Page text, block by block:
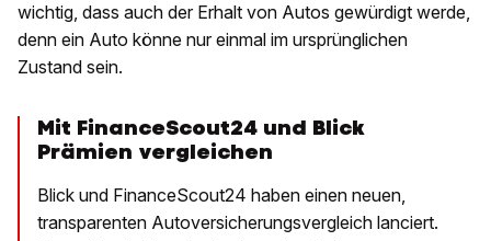
wichtig, dass auch der Erhalt von Autos gewürdigt werde,
denn ein Auto könne nur einmal im ursprünglichen
Zustand sein.
Mit FinanceScout24 und Blick
Prämien vergleichen
Blick und FinanceScout24 haben einen neuen,
transparenten Autoversicherungsvergleich lanciert.